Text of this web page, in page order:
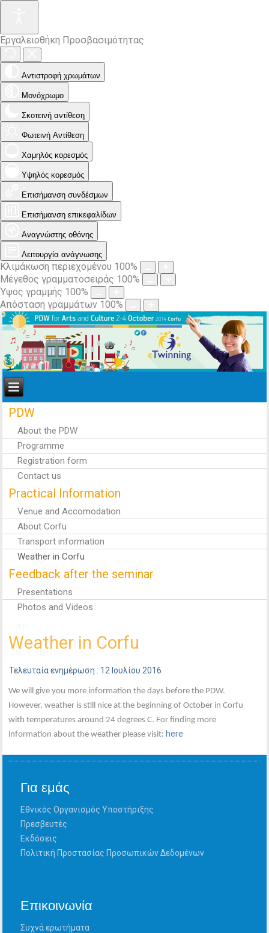
Εργαλειοθήκη Προσβασιμότητας
Αντιστροφή χρωμάτων
Μονόχρωμο
Σκοτεινή αντίθεση
Φωτεινή Αντίθεση
Χαμηλός κορεσμός
Υψηλός κορεσμός
Επισήμανση συνδέσμων
Επισήμανση επικεφαλίδων
Αναγνώστης οθόνης
Λειτουργία ανάγνωσης
Κλιμάκωση περιεχομένου 100%
Μέγεθος γραμματοσειράς 100%
Ύψος γραμμής 100%
Απόσταση γραμμάτων 100%
PDW
About the PDW
Programme
Registration form
Contact us
Practical Information
Venue and Accomodation
About Corfu
Transport information
Weather in Corfu
Feedback after the seminar
Presentations
Photos and Videos
Weather in Corfu
Τελευταία ενημέρωση : 12 Ιουλίου 2016
We will give you more information the days before the PDW.
However, weather is still nice at the beginning of October in Corfu
with temperatures around 24 degrees C. For finding more
information about the weather please visit:here
Για εμάς
Εθνικός Οργανισμός Υποστήριξης
Πρεσβευτές
Εκδόσεις
Πολιτική Προστασίας Προσωπικών Δεδομένων
Επικοινωνία
Συχνά ερωτήματα